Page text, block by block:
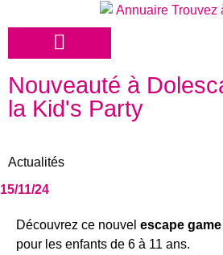
Nouveauté à
la Kid's Party
Actualités
15/11/24
Découvrez ce nouvel escape
pour les enfants de 6 à 11 ans.